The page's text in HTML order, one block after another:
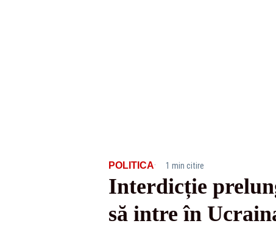
POLITICA· 1 min citire
Interdicție
să intre în